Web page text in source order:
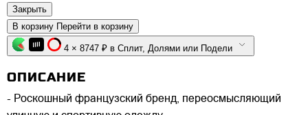
Закрыть
В корзину Перейти в корзину
4 × 8747 ₽ в Сплит, Долями или Подели
ОПИСАНИЕ
- Роскошный французский бренд, переосмысляющий